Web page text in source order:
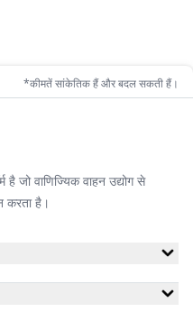
*कीमतें सांकेतिक हैं और बदल सकती हैं।
जो वाणिज्यिक वाहन उद्योग से
करता है।